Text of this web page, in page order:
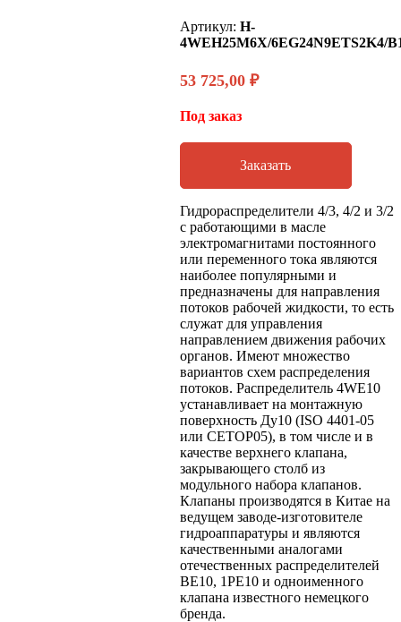
Артикул: H-
4WEH25M6X/6EG24N9ETS2K4/
53 725,00 ₽
Под заказ
Заказать
Гидрораспределители 4/3, 4/2 и 3/2
с работающими в масле
электромагнитами постоянного
или переменного тока являются
наиболее популярными и
предназначены для направления
потоков рабочей жидкости, то есть
служат для управления
направлением движения рабочих
органов. Имеют множество
вариантов схем распределения
потоков. Распределитель 4WE10
устанавливает на монтажную
поверхность Ду10 (ISO 4401-05
или CETOP05), в том числе и в
качестве верхнего клапана,
закрывающего столб из
модульного набора клапанов.
Клапаны производятся в Китае на
ведущем заводе-изготовителе
гидроаппаратуры и являются
качественными аналогами
отечественных распределителей
ВЕ10, 1РЕ10 и одноименного
клапана известного немецкого
бренда.